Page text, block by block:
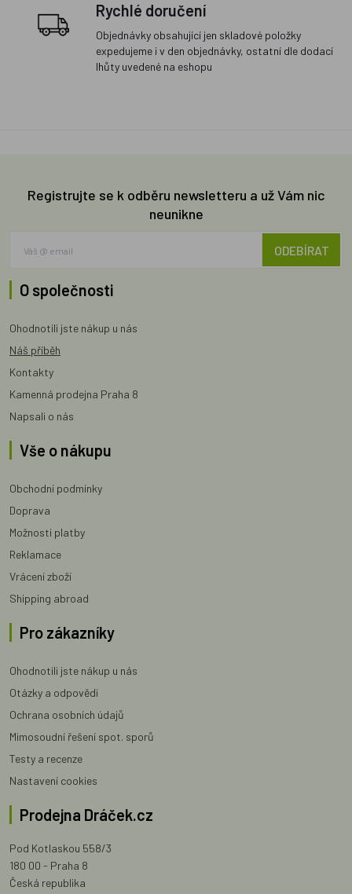
Rychlé doručení
Objednávky obsahující jen skladové položky
expedujeme i v den objednávky, ostatní dle dodací
lhůty uvedené na eshopu
Registrujte se k odběru newsletteru a už Vám nic
neunikne
ODEBÍRAT
O společnosti
Ohodnotili jste nákup u nás
Náš příběh
Kontakty
Kamenná prodejna Praha 8
Napsali o nás
Vše o nákupu
Obchodní podmínky
Doprava
Možnosti platby
Reklamace
Vrácení zboží
Shipping abroad
Pro zákazníky
Ohodnotili jste nákup u nás
Otázky a odpovědi
Ochrana osobních údajů
Mimosoudní řešení spot. sporů
Testy a recenze
Nastavení cookies
Prodejna Dráček.cz
Pod Kotlaskou 558/3
180 00 - Praha 8
Česká republika